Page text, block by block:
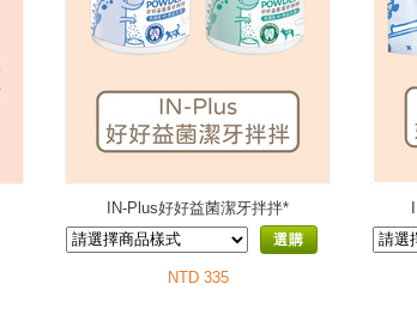
IN-Plus好好益菌潔牙拌拌*
選購
NTD 335